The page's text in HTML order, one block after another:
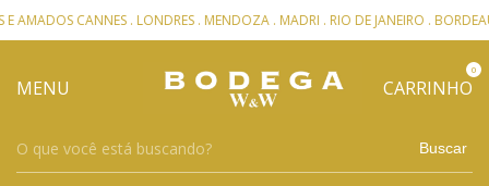
CANNES . LONDRES . MENDOZA . MADRI . RIO DE JANEIRO . BORDEAUX
MENU CARRINHO
0
Buscar